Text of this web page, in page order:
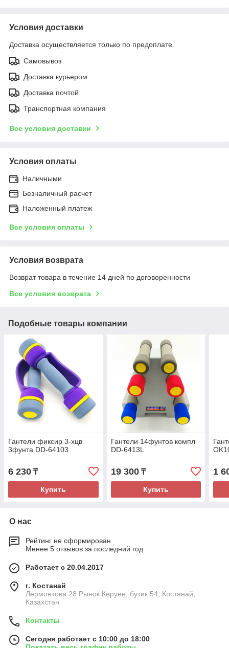
Условия доставки
Доставка осуществляется только по предоплате.
Самовывоз
Доставка курьером
Доставка почтой
Транспортная компания
Все условия доставки
Условия оплаты
Наличными
Безналичный расчет
Наложенный платеж
Все условия оплаты
Условия возврата
Возврат товара в течение 14 дней по договоренности
Все условия возврата
Подобные товары компании
Гантели фиксир 3-хцв
3фунта DD-64103
6 230 ₸
Купить
Гантели 14фунтов компл
DD-6413L
19 300₸
Купить
1
О нас
Рейтинг не сформирован
Менее 5 отзывов за последний год
Работает с 20.04.2017
г. Костанай
Лермонтова 28 Рынок Керуен, бутик 54, Костанай,
Казахстан
Контакты
Сегодня работает с 10:00 до 18:00